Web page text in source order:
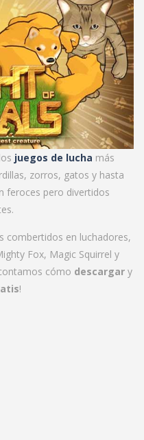
juegos de lucha más
zorros, gatos y hasta
feroces pero divertidos
combertidos en luchadores,
Fox, Magic Squirrel y
cómo descargary
!